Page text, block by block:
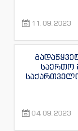
11.09.2023
საერთო
04.09.2023